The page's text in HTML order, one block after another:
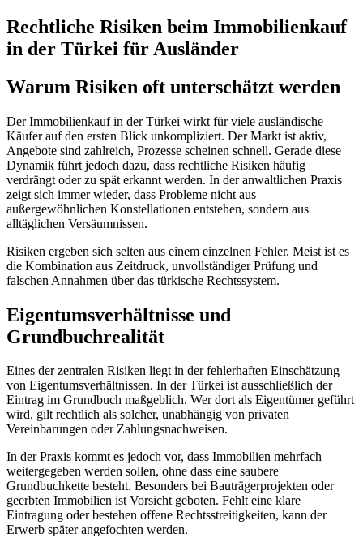
Rechtliche Risiken beim Immobilienkauf
in der Türkei für Ausländer
Warum Risiken oft unterschätzt werden
Der Immobilienkauf in der Türkei wirkt für viele ausländische
Käufer auf den ersten Blick unkompliziert. Der Markt ist aktiv,
Angebote sind zahlreich, Prozesse scheinen schnell. Gerade diese
Dynamik führt jedoch dazu, dass rechtliche Risiken häufig
verdrängt oder zu spät erkannt werden. In der anwaltlichen Praxis
zeigt sich immer wieder, dass Probleme nicht aus
außergewöhnlichen Konstellationen entstehen, sondern aus
alltäglichen Versäumnissen.
Risiken ergeben sich selten aus einem einzelnen Fehler. Meist ist es
die Kombination aus Zeitdruck, unvollständiger Prüfung und
falschen Annahmen über das türkische Rechtssystem.
Eigentumsverhältnisse und
Grundbuchrealität
Eines der zentralen Risiken liegt in der fehlerhaften Einschätzung
von Eigentumsverhältnissen. In der Türkei ist ausschließlich der
Eintrag im Grundbuch maßgeblich. Wer dort als Eigentümer geführt
wird, gilt rechtlich als solcher, unabhängig von privaten
Vereinbarungen oder Zahlungsnachweisen.
In der Praxis kommt es jedoch vor, dass Immobilien mehrfach
weitergegeben werden sollen, ohne dass eine saubere
Grundbuchkette besteht. Besonders bei Bauträgerprojekten oder
geerbten Immobilien ist Vorsicht geboten. Fehlt eine klare
Eintragung oder bestehen offene Rechtsstreitigkeiten, kann der
Erwerb später angefochten werden.